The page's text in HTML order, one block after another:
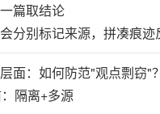
篇取结论
分别标记来源，拼凑痕迹
面：如何防范"观点剽窃"？
隔离+多源